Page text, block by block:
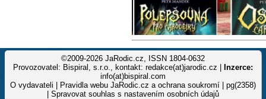
©2009-2026 JaRodic.cz, ISSN 1804-0632
Provozovatel: Bispiral, s.r.o., kontakt: redakce(at)jarodic.cz |
Inzerce:
info(at)bispiral.com
O vydavateli
Pravidla webu JaRodic.cz a ochrana soukromí | pg(2358)
Spravovat souhlas s nastavením osobních údajů